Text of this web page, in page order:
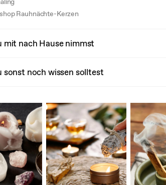
Rauhnächte-Kerzen
mit nach Hause nimmst
sonst noch wissen solltest